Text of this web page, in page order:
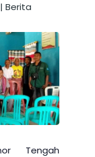
| Berita
Tengah